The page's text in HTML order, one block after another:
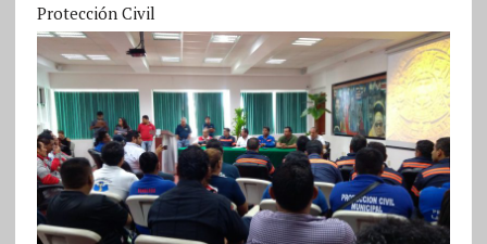
Protección Civil